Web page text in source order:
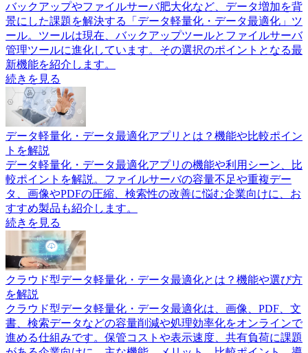
バックアップやファイルサーバ肥大化など、データ増加を背
景にした課題を解決する「データ軽量化・データ最適化」ツ
ール。ツールは現在、バックアップツールとファイルサーバ
管理ツールに進化しています。その選択のポイントとなる最
新機能を紹介します。
続きを見る
データ軽量化・データ最適化アプリとは？機能や比較ポイン
トを解説
データ軽量化・データ最適化アプリの機能や利用シーン、比
較ポイントを解説。ファイルサーバの容量不足や重複デー
タ、画像やPDFの圧縮、検索性の改善に悩む企業向けに、お
すすめ製品も紹介します。
続きを見る
クラウド型データ軽量化・データ最適化とは？機能や選び方
を解説
クラウド型データ軽量化・データ最適化は、画像、PDF、文
書、検索データなどの容量削減や処理効率化をオンラインで
進める仕組みです。保管コストや表示速度、共有負荷に課題